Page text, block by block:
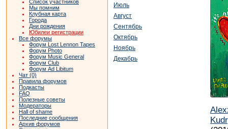
Список участников
Мы помним
Клубная карта
Города
Дни рождения
Юбилеи регистрации
Все форумы
Форум Lost Lennon Tapes
Форум Photo
Форум Music General
Форум Club
Форум Ad Libitum
Чат (0)
Правила форумов
Подкасты
FAQ
Полезные советы
Модераторы
Hall of shame
Последние сообщения
Архив форумов
Июль
Август
Сентябрь
Октябрь
Ноябрь
Декабрь